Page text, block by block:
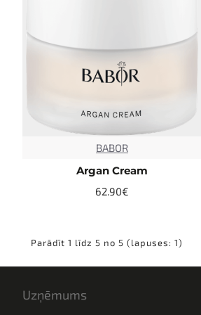
BABOR
Argan Cream
62.90€
Parādīt 1 līdz 5 no 5 (lapuses: 1)
Uzņēmums